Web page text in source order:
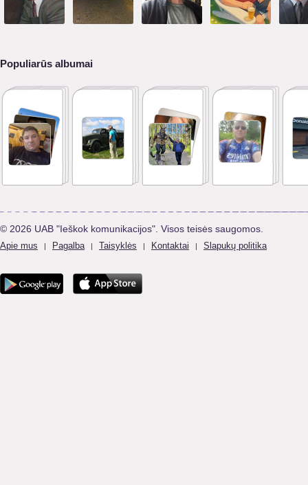
Populiarūs albumai
© 2026 UAB "Ieškok komunikacijos". Visos teisės saugomos.
Apie mus | Pagalba | Taisyklės | Kontaktai | Slapukų politika